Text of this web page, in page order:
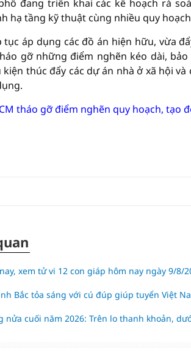
đang triển khai các kế hoạch rà
hạ tầng kỹ thuật cùng nhiều quy
tục áp dụng các đồ án hiện hữu, vừa
gỡ những điểm nghẽn kéo dài,
thúc đẩy các dự án nhà ở xã hội
tháo gỡ điểm nghẽn quy hoạch, tạo
xem tử vi 12 con giáp hôm nay ngày 9/8/
Bắc tỏa sáng với cú đúp giúp tuyển Việt
nửa cuối năm 2026: Trên lo thanh khoản,